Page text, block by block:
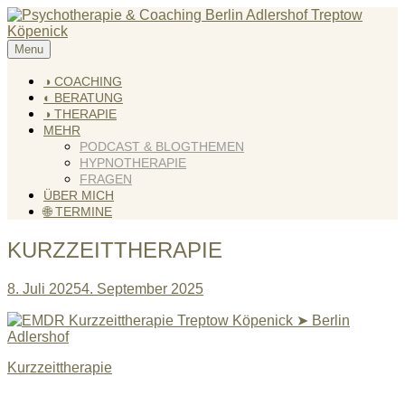
Skip
to
content
KREATIV & GELÖST
Andreas Scholz (HPP) Kreativ Coach & Heilpraktiker für
Psychotherapie
Menu
◑ COACHING
◐ BERATUNG
◑ THERAPIE
MEHR
PODCAST & BLOGTHEMEN
HYPNOTHERAPIE
FRAGEN
ÜBER MICH
🌐 TERMINE
KURZZEITTHERAPIE
8. Juli 20254. September 2025
Beitragsnavigation
Kurzzeittherapie